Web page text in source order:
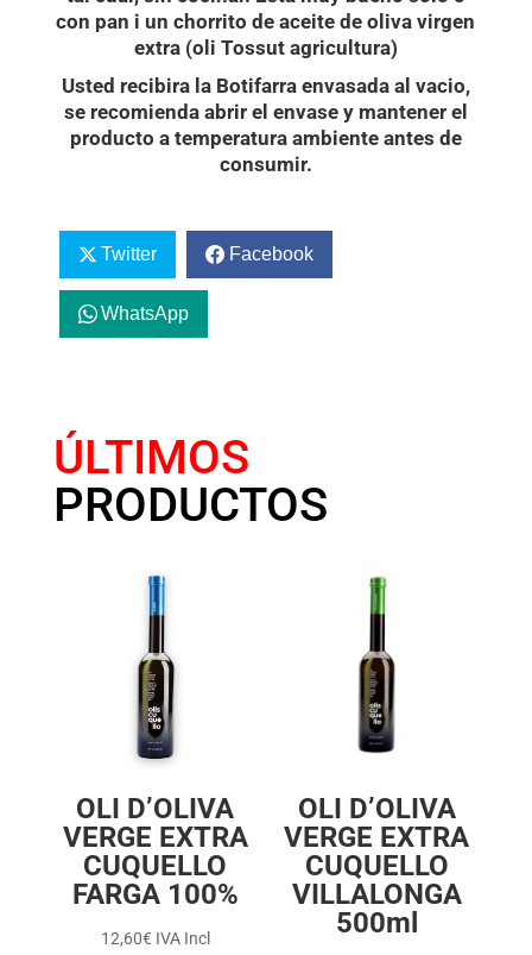
con pan i un chorrito de aceite de oliva virgen
extra (oli Tossut agricultura)
Usted recibira la Botifarra envasada al vacio,
se recomienda abrir el envase y mantener el
producto a temperatura ambiente antes de
consumir.
Twitter Facebook
WhatsApp
ÚLTIMOS
PRODUCTOS
OLI D’OLIVA
VERGE EXTRA
CUQUELLO
FARGA 100%
12,60€ IVA Incl
OLI D’OLIVA
VERGE EXTRA
CUQUELLO
VILLALONGA
500ml